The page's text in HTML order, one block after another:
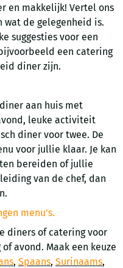
en makkelijk! Vertel ons
wat de gelegenheid is.
suggesties voor een
een catering
diner zijn.
aan huis met
leuke activiteit
diner voor twee. De
voor jullie klaar. Je kan
bereiden of jullie
van de chef, dan
menu's.
diners of catering voor
avond. Maak een keuze
, Spaans, Surinaams,